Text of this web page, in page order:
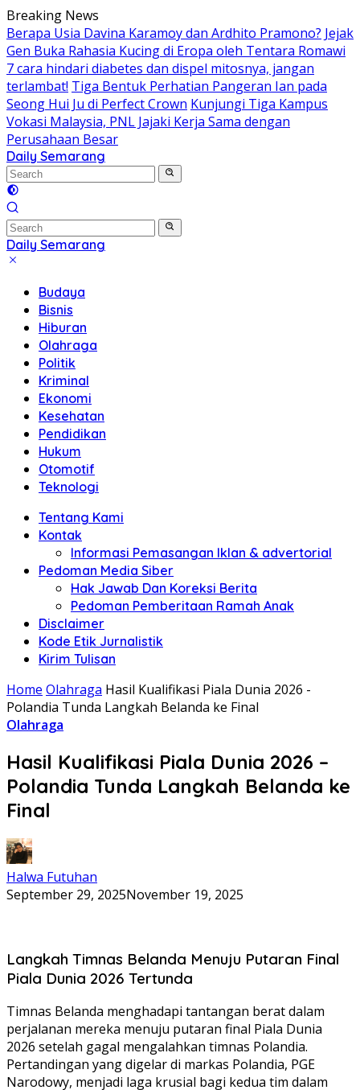
Skip
to
content
Breaking News
Berapa Usia Davina Karamoy dan Ardhito Pramono? Jejak
Gen Buka Rahasia Kucing di Eropa oleh Tentara Romawi
7 cara hindari diabetes dan dispel mitosnya, jangan
terlambat! Tiga Bentuk Perhatian Pangeran Ian pada
Seong Hui Ju di Perfect Crown Kunjungi Tiga Kampus
Vokasi Malaysia, PNL Jajaki Kerja Sama dengan
Perusahaan Besar
Daily Semarang
"Semarang
Hari
Ini:
Informasi
Terkini
untuk
Daily Semarang
"Semarang
Informasi
Terkini
untuk
Anda"
Budaya
Bisnis
Hiburan
Olahraga
Politik
Kriminal
Ekonomi
Kesehatan
Pendidikan
Hukum
Otomotif
Teknologi
Tentang Kami
Kontak
Informasi Pemasangan Iklan & advertorial
Pedoman Media Siber
Hak Jawab Dan Koreksi Berita
Pedoman Pemberitaan Ramah Anak
Disclaimer
Kode Etik Jurnalistik
Kirim Tulisan
Home Olahraga Hasil Kualifikasi Piala Dunia 2026 -
Polandia Tunda Langkah Belanda ke Final
Olahraga
Hasil Kualifikasi Piala Dunia 2026 –
Polandia Tunda Langkah Belanda ke
Final
Halwa Futuhan
September 29, 2025November 19, 2025
Langkah Timnas Belanda Menuju Putaran Final
Piala Dunia 2026 Tertunda
Timnas Belanda menghadapi tantangan berat dalam
perjalanan mereka menuju putaran final Piala Dunia
2026 setelah gagal mengalahkan timnas Polandia.
Pertandingan yang digelar di markas Polandia, PGE
Narodowy, menjadi laga krusial bagi kedua tim dalam